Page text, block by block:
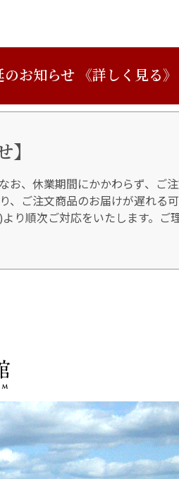
お知らせ 《詳しく見る》
お、休業期間にかかわらず、ご
ご注文商品のお届けが遅れる可
り順次ご対応をいたします。ご